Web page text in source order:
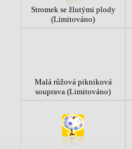
Stromek se žlutými plody
(Limitováno)
Malá růžová pikniková
souprava (Limitováno)